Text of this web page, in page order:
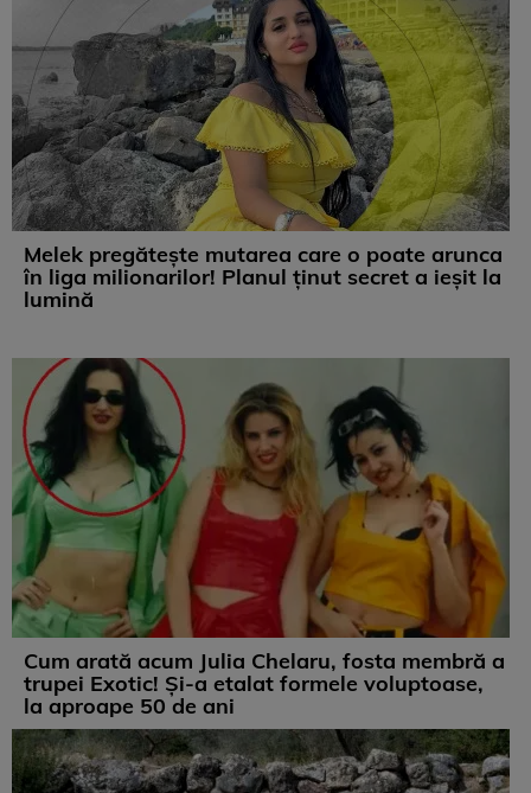
Melek pregătește mutarea care o poate arunca
în liga milionarilor! Planul ținut secret a ieșit la
lumină
Cum arată acum Julia Chelaru, fosta membră a
trupei Exotic! Și-a etalat formele voluptoase,
la aproape 50 de ani